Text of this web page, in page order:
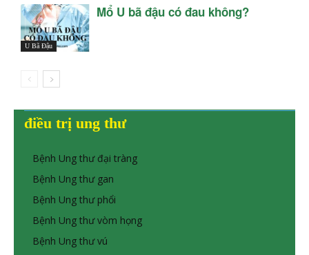
U Bã Đậu
Mổ U bã đậu có đau không?
điều trị ung thư
Bệnh Ung thư đại tràng
Bệnh Ung thư gan
Bệnh Ung thư phổi
Bệnh Ung thư vòm họng
Bệnh Ung thư vú